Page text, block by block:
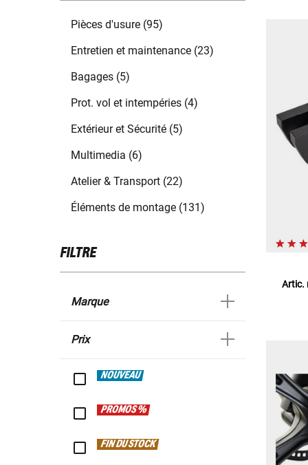
Pièces d'usure (95)
Entretien et maintenance (23)
Bagages (5)
Prot. vol et intempéries (4)
Extérieur et Sécurité (5)
Multimedia (6)
Atelier & Transport (22)
Éléments de montage (131)
FILTRE
Marque
Prix
NOUVEAU
PROMOS %
FIN DU STOCK
Artic.